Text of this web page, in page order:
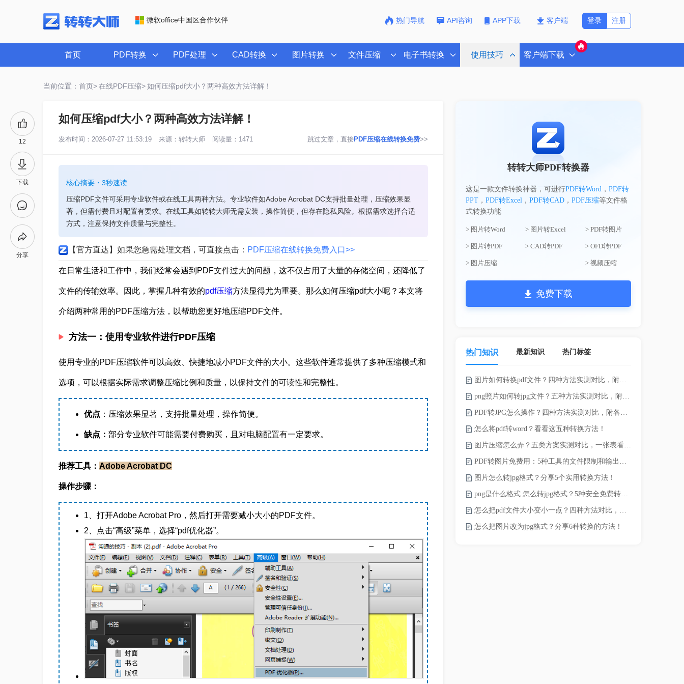
微软office中国区合作伙伴 热门导航 API咨询 APP下载 客户端 注册
登录
首页 PDF转换 PDF处理 CAD转换 图片转换 文件压缩 电子书转换 使用技巧 客户端下载
当前位置：首页> 在线PDF压缩> 如何压缩pdf大小？两种高效方法详解！
12
下载
分享
如何压缩pdf大小？两种高效方法详解！
发布时间：2026-07-27 11:53:19 来源： 转转大师 阅读量：1471 跳过文章，直接PDF压缩在线转换免费>>
核心摘要・3秒速读
压缩PDF文件可采用专业软件或在线工具两种方法。专业软件如Adobe Acrobat DC支持批量处理，压缩效果显
著，但需付费且对配置有要求。在线工具如转转大师无需安装，操作简便，但存在隐私风险。根据需求选择合适
方式，注意保持文件质量与完整性。
【官方直达】如果您急需处理文档，可直接点击： PDF压缩在线转换免费入口>>
在日常生活和工作中，我们经常会遇到PDF文件过大的问题，这不仅占用了大量的存储空间，还降低了
文件的传输效率。因此，掌握几种有效的pdf压缩方法显得尤为重要。那么如何压缩pdf大小呢？本文将
介绍两种常用的PDF压缩方法，以帮助您更好地压缩PDF文件。
方法一：使用专业软件进行PDF压缩
使用专业的PDF压缩软件可以高效、快捷地减小PDF文件的大小。这些软件通常提供了多种压缩模式和
选项，可以根据实际需求调整压缩比例和质量，以保持文件的可读性和完整性。
优点 ：压缩效果显著，支持批量处理，操作简便。
缺点： 部分专业软件可能需要付费购买，且对电脑配置有一定要求。
推荐工具： Adobe Acrobat DC
操作步骤：
1、打开Adobe Acrobat Pro，然后打开需要减小大小的PDF文件。
2、点击“高级”菜单，选择“pdf优化器”。
转转大师PDF转换器
这是一款文件转换神器，可进行PDF转Word， PDF转
PPT， PDF转Excel， PDF转CAD， PDF压缩等文件格
式转换功能
> 图片转Word > 图片转Excel > PDF转图片
> 图片转PDF > CAD转PDF > OFD转PDF
> 图片压缩 > 视频压缩
免费下载
热门知识 最新知识 热门标签
图片如何转换pdf文件？四种方法实测对比，附各场景最优选！
png照片如何转jpg文件？五种方法实测对比，附各场景最优选!！
PDF转JPG怎么操作？四种方法实测对比，附各场景最优选！
怎么将pdf转word？看看这五种转换方法！
图片压缩怎么弄？五类方案实测对比，一张表看懂怎么选！
PDF转图片免费用：5种工具的文件限制和输出质量对比！
图片怎么转jpg格式？分享5个实用转换方法！
png是什么格式 怎么转jpg格式？5种安全免费转换方法全解析！
怎么把pdf文件大小变小一点？四种方法对比，一看就懂！
怎么把图片改为jpg格式？分享6种转换的方法！